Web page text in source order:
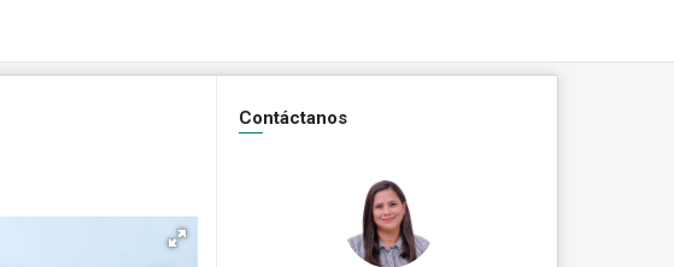
Contáctanos